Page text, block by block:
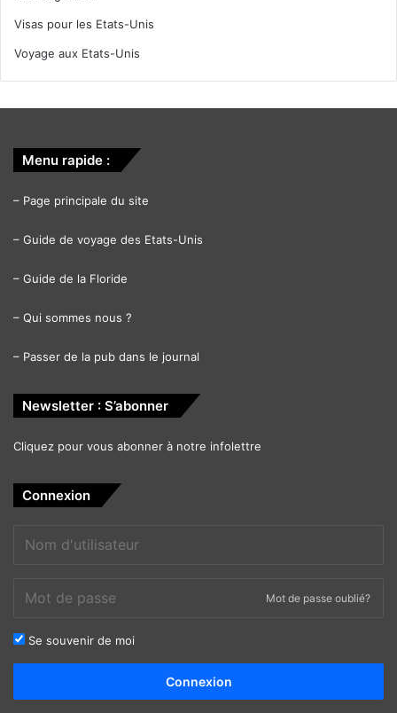
Visas pour les Etats-Unis
Voyage aux Etats-Unis
Menu rapide :
– Page principale du site
– Guide de voyage des Etats-Unis
– Guide de la Floride
– Qui sommes nous ?
– Passer de la pub dans le journal
Newsletter : S’abonner
Cliquez pour vous abonner à notre infolettre
Connexion
Mot de passe oublié?
Se souvenir de moi
Connexion